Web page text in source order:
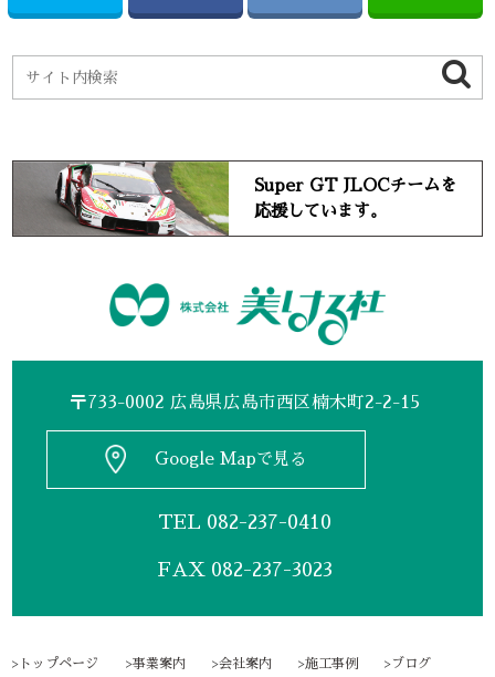
Super GT JLOCチームを
応援しています。
〒733-0002 広島県広島市西区楠木町2-2-15
Google Mapで見る
TEL 082-237-0410
FAX 082-237-3023
トップページ 事業案内 会社案内 施工事例 ブログ